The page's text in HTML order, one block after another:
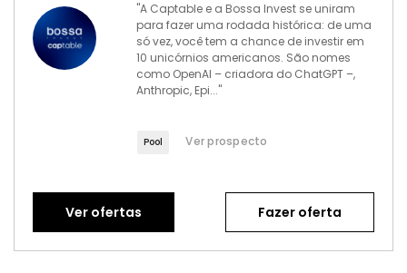
"A Captable e a Bossa Invest se uniram
para fazer uma rodada histórica: de uma
só vez, você tem a chance de investir em
10 unicórnios americanos. São nomes
como OpenAI – criadora do ChatGPT –,
Anthropic, Epi..."
Pool Ver prospecto
Ver ofertas Fazer oferta